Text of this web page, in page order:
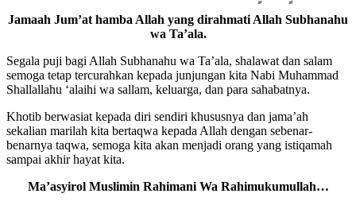
Jamaah Jum’at hamba Allah yang dirahmati Allah Subhanahu
wa Ta’ala.
Segala puji bagi Allah Subhanahu wa Ta’ala, shalawat dan salam
semoga tetap tercurahkan kepada junjungan kita Nabi Muhammad
Shallallahu ‘alaihi wa sallam, keluarga, dan para sahabatnya.
Khotib berwasiat kepada diri sendiri khususnya dan jama’ah
sekalian marilah kita bertaqwa kepada Allah dengan sebenar-
benarnya taqwa, semoga kita akan menjadi orang yang istiqamah
sampai akhir hayat kita.
Ma’asyirol Muslimin Rahimani Wa Rahimukumullah…